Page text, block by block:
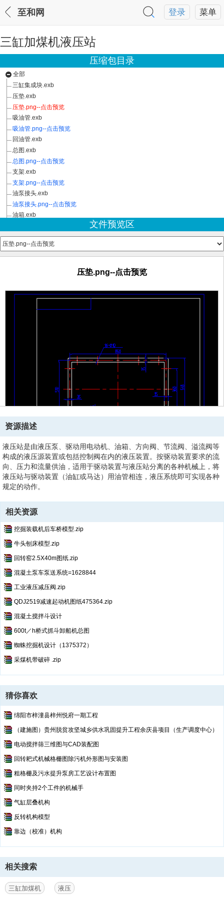
菜单
登录
至和网
三缸加煤机液压站
压缩包目录
全部
三缸集成块.exb
压垫.exb
压垫.png--点击预览
吸油管.exb
吸油管.png--点击预览
回油管.exb
总图.exb
总图.png--点击预览
支架.exb
支架.png--点击预览
油泵接头.exb
油泵接头.png--点击预览
油箱.exb
油箱盖.exb
油箱盖.png--点击预览
文件预览区
压垫.png--点击预览
资源描述
液压站是由液压泵、驱动用电动机、油箱、方向阀、节流阀、溢流阀等
构成的液压源装置或包括控制阀在内的液压装置。按驱动装置要求的流
向、压力和流量供油，适用于驱动装置与液压站分离的各种机械上，将
液压站与驱动装置（油缸或马达）用油管相连，液压系统即可实现各种
规定的动作。
相关资源
挖掘装载机后车桥模型.zip
牛头刨床模型.zip
回转窑2.5X40m图纸.zip
混凝土泵车泵送系统=1628844
工业液压减压阀.zip
QDJ2519减速起动机图纸475364.zip
混凝土搅拌斗设计
600t／h桥式抓斗卸船机总图
蜘蛛挖掘机设计（1375372）
采煤机带破碎 .zip
猜你喜欢
绵阳市梓潼县梓州悦府一期工程
（建施图）贵州脱贫攻坚城乡供水巩固提升工程余庆县项目（生产调度中心）
电动搅拌筛三维图与CAD装配图
回转耙式机械格栅图除污机外形图与安装图
粗格栅及污水提升泵房工艺设计布置图
同时夹持2个工件的机械手
气缸层叠机构
反转机构模型
靠边（校准）机构
相关搜索
三缸加煤机 液压